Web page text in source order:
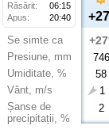
Răsărit:
06:15
Apus:
20:40
Se simte ca
Presiune, mm
Umiditate, %
Vânt, m/s
Șanse de
precipitații, %
746
58
1
2